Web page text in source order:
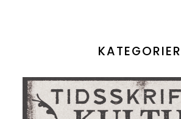
KATEGORIER